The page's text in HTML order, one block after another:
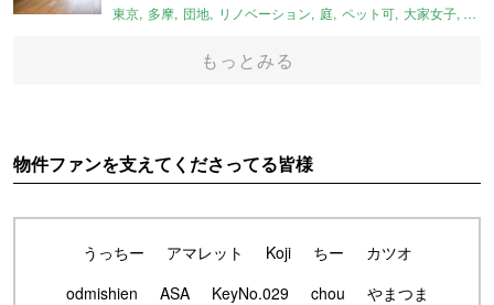
東京 多摩 団地 リノベーション 庭 ペット可 大家女子 団
もっとみる
物件ファンを支えてくださってる皆様
うっちー アマレット Koji ちー
カツオ
odmishien
ASA KeyNo.029 chou
やまつま